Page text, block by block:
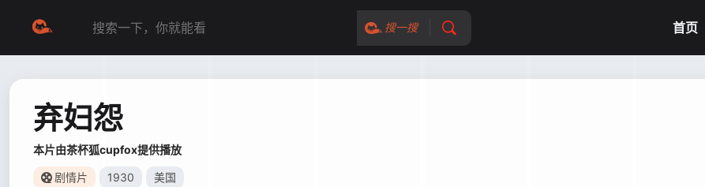
搜一搜 首页
弃妇怨
本片由茶杯狐cupfox提供播放
剧情片 1930 美国